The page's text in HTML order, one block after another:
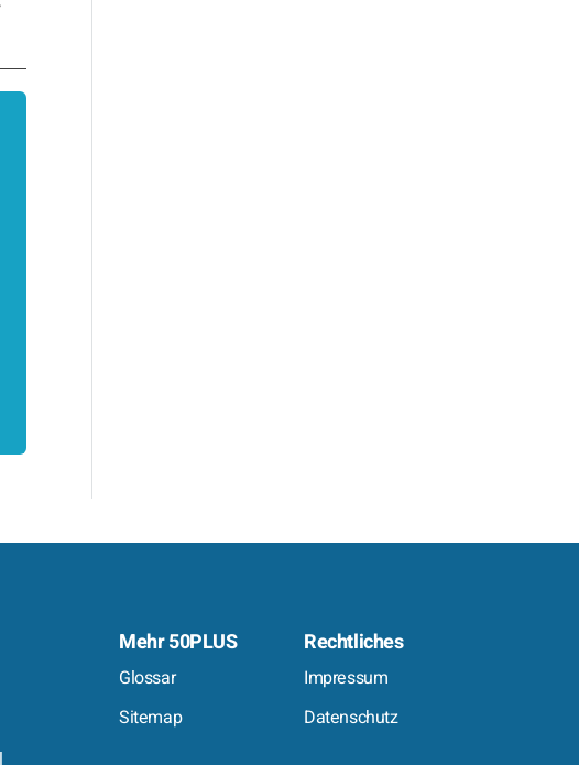
Mehr 50PLUS
Glossar
Sitemap
Rechtliches
Impressum
Datenschutz